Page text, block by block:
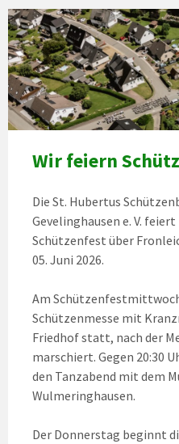
Wir feiern
Die St. Hubertus
Gevelinghausen e. V.
Schützenfest über
05. Juni 2026.
Am
Schützenmesse mit
Friedhof statt, nach der
marschiert. Gegen 20:30
den Tanzabend mit dem
Wulmeringhausen.
Der Donnerstag beginnt